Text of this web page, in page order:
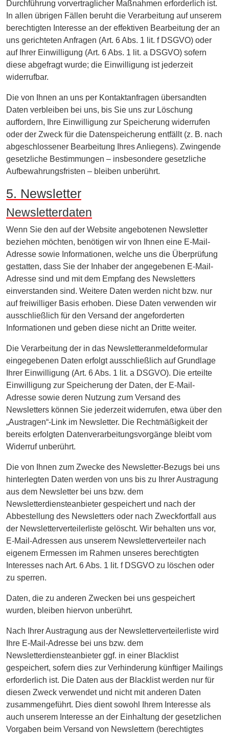
Durchführung vorvertraglicher Maßnahmen erforderlich ist.
In allen übrigen Fällen beruht die Verarbeitung auf unserem
berechtigten Interesse an der effektiven Bearbeitung der an
uns gerichteten Anfragen (Art. 6 Abs. 1 lit. f DSGVO) oder
auf Ihrer Einwilligung (Art. 6 Abs. 1 lit. a DSGVO) sofern
diese abgefragt wurde; die Einwilligung ist jederzeit
widerrufbar.
Die von Ihnen an uns per Kontaktanfragen übersandten
Daten verbleiben bei uns, bis Sie uns zur Löschung
auffordern, Ihre Einwilligung zur Speicherung widerrufen
oder der Zweck für die Datenspeicherung entfällt (z. B. nach
abgeschlossener Bearbeitung Ihres Anliegens). Zwingende
gesetzliche Bestimmungen – insbesondere gesetzliche
Aufbewahrungsfristen – bleiben unberührt.
5. Newsletter
Newsletter­daten
Wenn Sie den auf der Website angebotenen Newsletter
beziehen möchten, benötigen wir von Ihnen eine E-Mail-
Adresse sowie Informationen, welche uns die Überprüfung
gestatten, dass Sie der Inhaber der angegebenen E-Mail-
Adresse sind und mit dem Empfang des Newsletters
einverstanden sind. Weitere Daten werden nicht bzw. nur
auf freiwilliger Basis erhoben. Diese Daten verwenden wir
ausschließlich für den Versand der angeforderten
Informationen und geben diese nicht an Dritte weiter.
Die Verarbeitung der in das Newsletteranmeldeformular
eingegebenen Daten erfolgt ausschließlich auf Grundlage
Ihrer Einwilligung (Art. 6 Abs. 1 lit. a DSGVO). Die erteilte
Einwilligung zur Speicherung der Daten, der E-Mail-
Adresse sowie deren Nutzung zum Versand des
Newsletters können Sie jederzeit widerrufen, etwa über den
„Austragen“-Link im Newsletter. Die Rechtmäßigkeit der
bereits erfolgten Datenverarbeitungsvorgänge bleibt vom
Widerruf unberührt.
Die von Ihnen zum Zwecke des Newsletter-Bezugs bei uns
hinterlegten Daten werden von uns bis zu Ihrer Austragung
aus dem Newsletter bei uns bzw. dem
Newsletterdiensteanbieter gespeichert und nach der
Abbestellung des Newsletters oder nach Zweckfortfall aus
der Newsletterverteilerliste gelöscht. Wir behalten uns vor,
E-Mail-Adressen aus unserem Newsletterverteiler nach
eigenem Ermessen im Rahmen unseres berechtigten
Interesses nach Art. 6 Abs. 1 lit. f DSGVO zu löschen oder
zu sperren.
Daten, die zu anderen Zwecken bei uns gespeichert
wurden, bleiben hiervon unberührt.
Nach Ihrer Austragung aus der Newsletterverteilerliste wird
Ihre E-Mail-Adresse bei uns bzw. dem
Newsletterdiensteanbieter ggf. in einer Blacklist
gespeichert, sofern dies zur Verhinderung künftiger Mailings
erforderlich ist. Die Daten aus der Blacklist werden nur für
diesen Zweck verwendet und nicht mit anderen Daten
zusammengeführt. Dies dient sowohl Ihrem Interesse als
auch unserem Interesse an der Einhaltung der gesetzlichen
Vorgaben beim Versand von Newslettern (berechtigtes